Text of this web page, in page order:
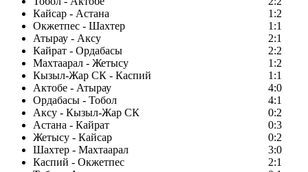
Кайсар - Астана
1:2
Окжетпес - Шахтер
1:1
Атырау - Аксу
2:1
Кайрат - Ордабасы
2:2
Махтаарал - Жетысу
1:2
Кызыл-Жар СК - Каспий
1:1
Актобе - Атырау
4:0
Ордабасы - Тобол
4:1
Аксу - Кызыл-Жар СК
0:2
Астана - Кайрат
0:3
Жетысу - Кайсар
0:2
Шахтер - Махтаарал
3:0
Каспий - Окжетпес
2:1